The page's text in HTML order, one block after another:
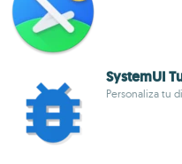
SystemUI
Personaliza tu